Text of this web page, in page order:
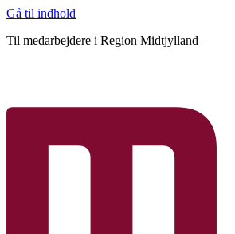
Gå til indhold
Til medarbejdere i Region Midtjylland